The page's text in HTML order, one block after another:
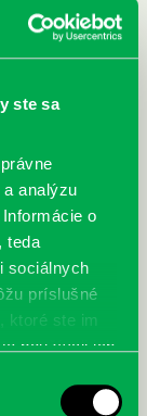
ste sa
analýzu
o
teda
sociálnych
príslušné
ktoré ste im
používali ich